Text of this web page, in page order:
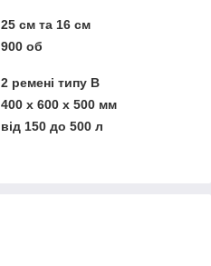
25 см та 16 см
900 об
2 ремені типу В
400 х 600 х 500 мм
від 150 до 500 л